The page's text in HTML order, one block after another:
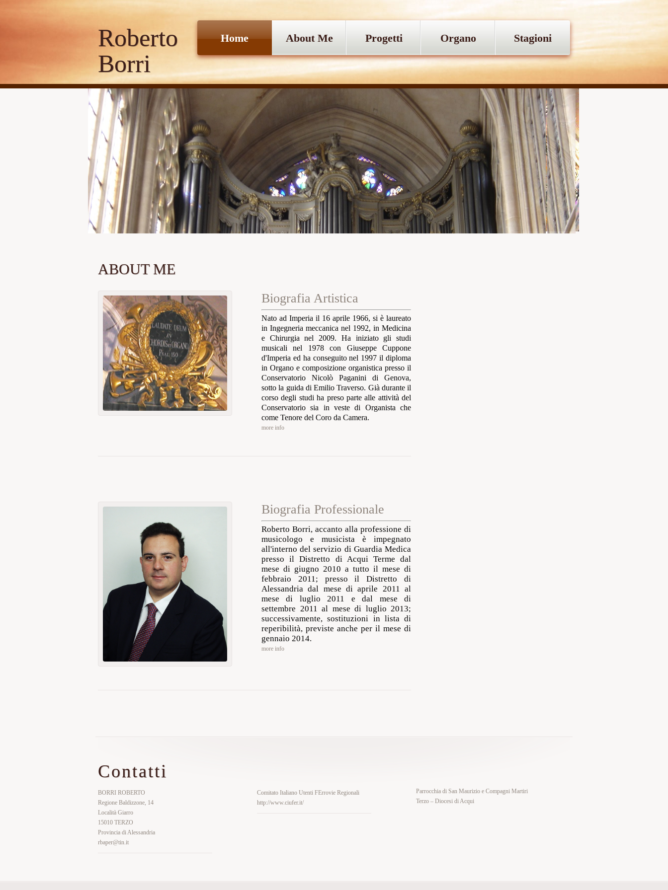
Roberto
Borri
Home About Me Progetti Organo Stagioni
ABOUT ME
Biografia Artistica
Nato ad Imperia il 16 aprile 1966, si è laureato
in Ingegneria meccanica nel 1992, in Medicina
e Chirurgia nel 2009. Ha iniziato gli studi
musicali nel 1978 con Giuseppe Cuppone
d'Imperia ed ha conseguito nel 1997 il diploma
in Organo e composizione organistica presso il
Conservatorio Nicolò Paganini di Genova,
sotto la guida di Emilio Traverso. Già durante il
corso degli studi ha preso parte alle attività del
Conservatorio sia in veste di Organista che
come Tenore del Coro da Camera.
more info
Biografia Professionale
Roberto Borri, accanto alla professione di
musicologo e musicista è impegnato
all'interno del servizio di Guardia Medica
presso il Distretto di Acqui Terme dal
mese di giugno 2010 a tutto il mese di
febbraio 2011; presso il Distretto di
Alessandria dal mese di aprile 2011 al
mese di luglio 2011 e dal mese di
settembre 2011 al mese di luglio 2013;
successivamente, sostituzioni in lista di
reperibilità, previste anche per il mese di
gennaio 2014.
more info
Contatti
BORRI ROBERTO
Regione Baldizzone, 14
Località Giarro
15010 TERZO
Provincia di Alessandria
rbaper@tin.it
Comitato Italiano Utenti FErrovie Regionali
http://www.ciufer.it/
Parrocchia di San Maurizio e Compagni Martiri
Terzo – Diocesi di Acqui